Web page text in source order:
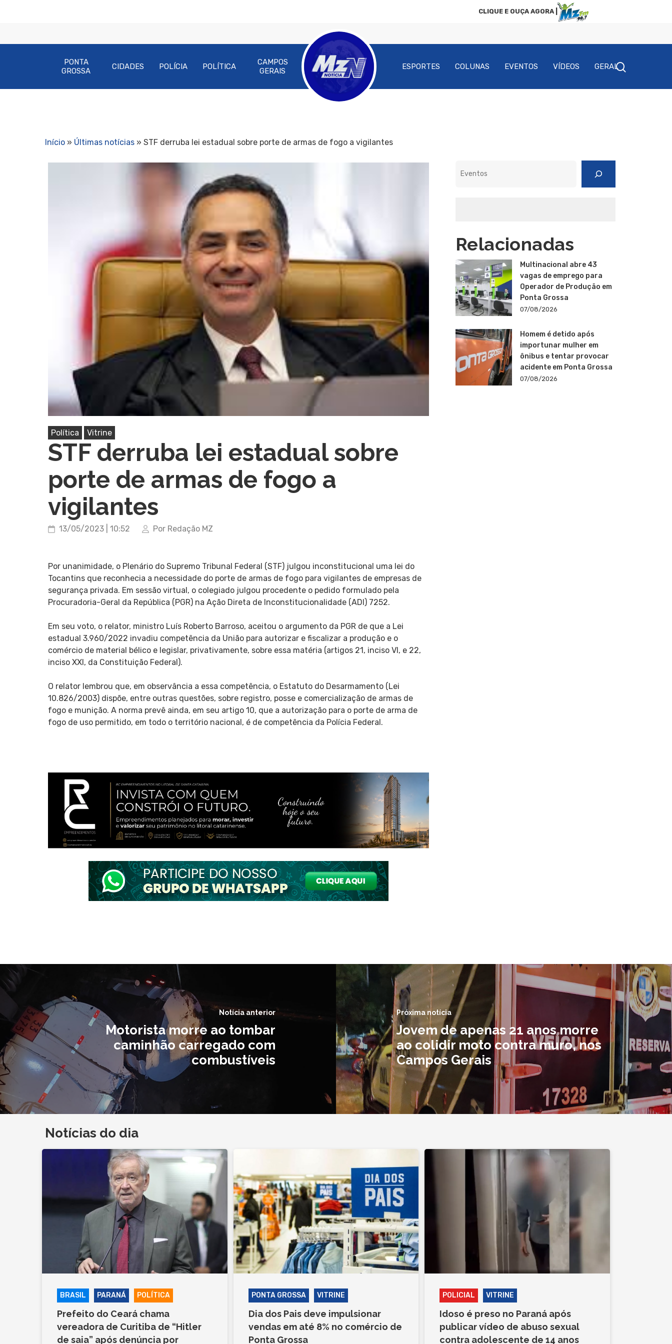
CLIQUE E OUÇA AGORA |
Pressione Enter para pesquisar ou ESC para fechar
PONTA
GROSSA
CIDADES POLÍCIA POLÍTICA
CAMPOS
GERAIS
ESPORTES COLUNAS EVENTOS VÍDEOS GERAL
Início » Últimas notícias » STF derruba lei estadual sobre porte de armas de fogo a vigilantes
Política Vitrine
STF derruba lei estadual sobre
porte de armas de fogo a
vigilantes
13/05/2023 | 10:52 Por Redação MZ
Por unanimidade, o Plenário do Supremo Tribunal Federal (STF) julgou inconstitucional uma lei do
Tocantins que reconhecia a necessidade do porte de armas de fogo para vigilantes de empresas de
segurança privada. Em sessão virtual, o colegiado julgou procedente o pedido formulado pela
Procuradoria-Geral da República (PGR) na Ação Direta de Inconstitucionalidade (ADI) 7252.
Em seu voto, o relator, ministro Luís Roberto Barroso, aceitou o argumento da PGR de que a Lei
estadual 3.960/2022 invadiu competência da União para autorizar e fiscalizar a produção e o
comércio de material bélico e legislar, privativamente, sobre essa matéria (artigos 21, inciso VI, e 22,
inciso XXI, da Constituição Federal).
O relator lembrou que, em observância a essa competência, o Estatuto do Desarmamento (Lei
10.826/2003) dispõe, entre outras questões, sobre registro, posse e comercialização de armas de
fogo e munição. A norma prevê ainda, em seu artigo 10, que a autorização para o porte de arma de
fogo de uso permitido, em todo o território nacional, é de competência da Polícia Federal.
Relacionadas
Multinacional abre 43
vagas de emprego para
Operador de Produção em
Ponta Grossa
07/08/2026
Homem é detido após
importunar mulher em
ônibus e tentar provocar
acidente em Ponta Grossa
07/08/2026
Notícia anterior
Motorista morre ao tombar
caminhão carregado com
combustíveis
Próxima notícia
Jovem de apenas 21 anos morre
ao colidir moto contra muro, nos
Campos Gerais
Notícias do dia
BRASIL PARANÁ POLÍTICA
Prefeito do Ceará chama
vereadora de Curitiba de “Hitler
de saia” após denúncia por
PONTA GROSSA VITRINE
Dia dos Pais deve impulsionar
vendas em até 8% no comércio de
Ponta Grossa
POLICIAL VITRINE
Idoso é preso no Paraná após
publicar vídeo de abuso sexual
contra adolescente de 14 anos